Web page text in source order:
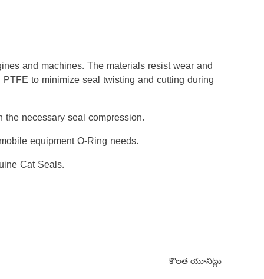
and machines. The materials resist wear and
to minimize seal twisting and cutting during
necessary seal compression.
equipment O-Ring needs.
Cat Seals.
కొలత యూనిట్లు